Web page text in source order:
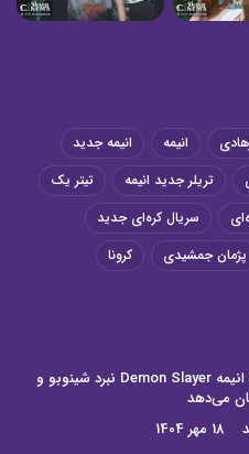
انیمه
انیمه جدید
تریلر جدید انیمه
تیتر یک
سریال کره‌ای جدید
پژمان جمشیدی کرونا
تریلر جدید انیمه Demon Slayer نبرد شینوبو و
می‌دهد
18 مهر 1404